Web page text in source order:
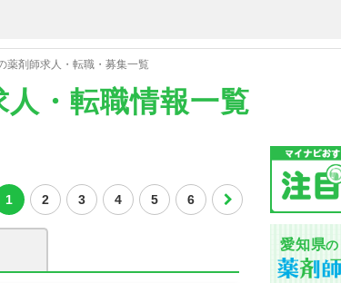
薬剤師求人・転職・募集一覧
・転職情報一覧
1 2 3 4 5 6
愛知県の